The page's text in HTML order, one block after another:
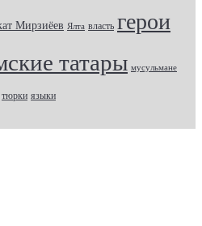
Мирзиёев Ялта власть герои
татары мусульмане
тюрки языки